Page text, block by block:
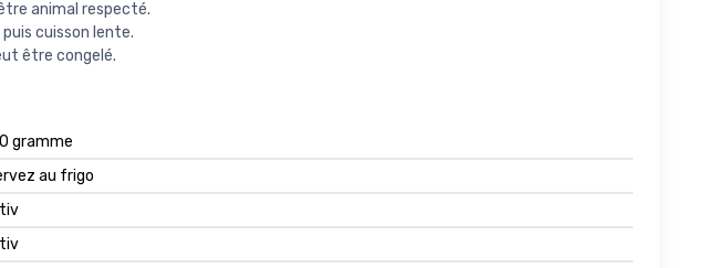
animal respecté.
cuisson lente.
être congelé.
gramme
au frigo